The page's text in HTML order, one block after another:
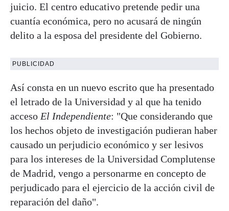
juicio. El centro educativo pretende pedir una
cuantía económica, pero no acusará de ningún
delito a la esposa del presidente del Gobierno.
PUBLICIDAD
Así consta en un nuevo escrito que ha presentado
el letrado de la Universidad y al que ha tenido
acceso El Independiente: "Que considerando que
los hechos objeto de investigación pudieran haber
causado un perjudicio económico y ser lesivos
para los intereses de la Universidad Complutense
de Madrid, vengo a personarme en concepto de
perjudicado para el ejercicio de la acción civil de
reparación del daño".